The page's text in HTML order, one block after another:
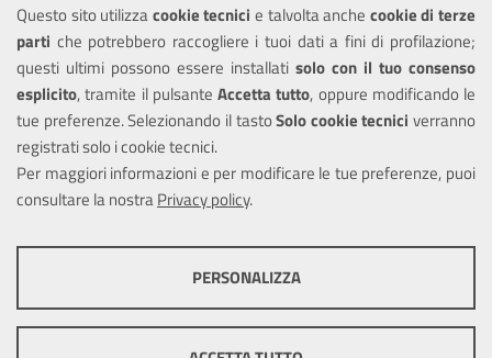
Questo sito utilizzacookie tecnicie talvolta anche cookie di terze
parti che potrebbero raccogliere i tuoi dati a fini di profilazione;
questi ultimi possono essere installati solo con il tuo consenso
esplicito, tramite il pulsante Accetta tutto, oppure modificando le
tue preferenze. Selezionando il tastoSolo cookie tecnici verranno
registrati solo i cookie tecnici.
Per maggiori informazioni e per modificare le tue preferenze, puoi
consultare la nostraPrivacy policy.
PERSONALIZZA
Informativa privacy
Note legali
Piano di miglioramento del sito
Piano di miglioramento dei servizi
Dichiarazione di accessibilità